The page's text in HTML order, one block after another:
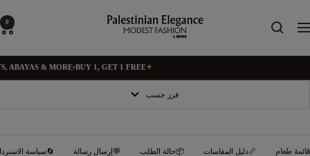
محتوي
التنقل
Palestinian
Elegance
0
✦
BUY 1, GET 1 FREE
•
& MORE
فرز حسب
قائمة طعام 📏دليل المقاسات 📦حالة الطلب 💬إرسال رسالة 🔄سياسة